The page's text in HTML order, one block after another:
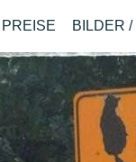
BILDER